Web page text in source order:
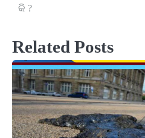
କି ?
Related Posts